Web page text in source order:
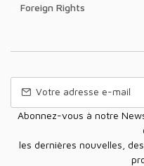
Foreign Rights
Abonnez-vous à notre Newsletter pour recevoir nos nouvelles
les dernières nouvelles,